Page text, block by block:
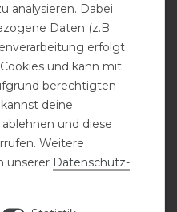
Pikeur FS25 Sports
statt 84,95 €
analysieren. Dabei
Daten (z.B.
erfolgt
und kann mit
berechtigten
deine
und diese
Weitere
unserer Daten­schutz­